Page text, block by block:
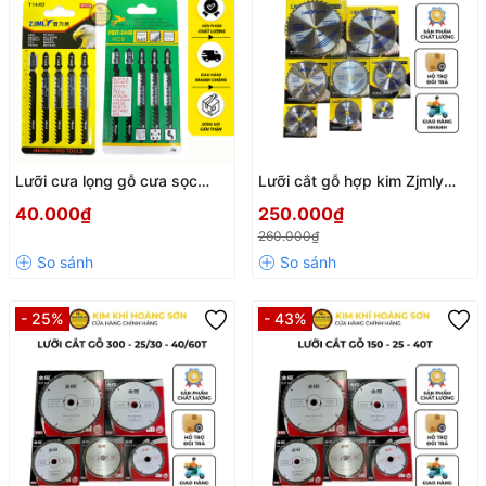
Lưỡi cưa lọng gỗ cưa sọc
lưỡi cưa chuyên dụng cắt gỗ
cho máy cầm tay
40.000₫
Lưỡi cắt gỗ hợp kim Zjmly
răng, Cưa cắt gỗ hợp kim cao
cấp chịu mài mòn, đường cắt
sắc nét siêu mịn
250.000₫
260.000₫
- 25% - 43%